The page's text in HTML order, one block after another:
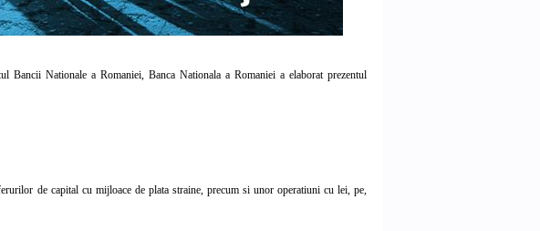
Nationale a Romaniei, Banca Nationala a Romaniei a elaborat prezentul
de capital cu mijloace de plata straine, precum si unor operatiuni cu lei, pe,